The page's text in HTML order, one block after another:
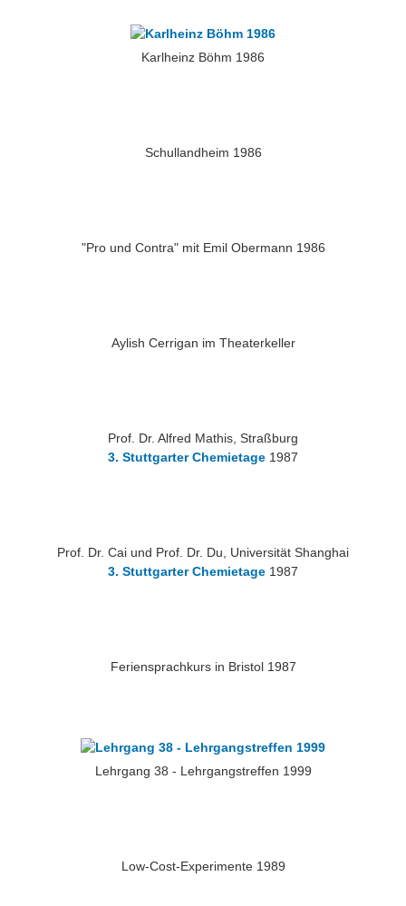
Karlheinz Böhm 1986
Schullandheim 1986
"Pro und Contra" mit Emil Obermann 1986
Aylish Cerrigan im Theaterkeller
Prof. Dr. Alfred Mathis, Straßburg
3. Stuttgarter Chemietage 1987
Prof. Dr. Cai und Prof. Dr. Du, Universität Shanghai
3. Stuttgarter Chemietage 1987
Feriensprachkurs in Bristol 1987
Lehrgang 38 - Lehrgangstreffen 1999
Low-Cost-Experimente 1989